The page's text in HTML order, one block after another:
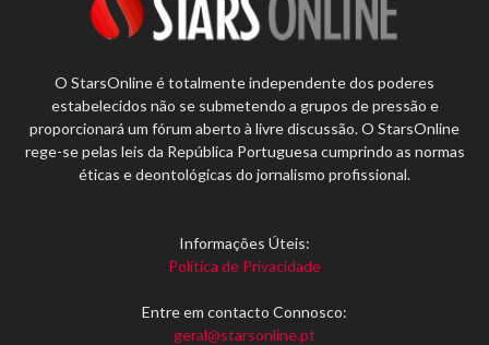
O StarsOnline é totalmente independente dos poderes
estabelecidos não se submetendo a grupos de pressão e
proporcionará um fórum aberto à livre discussão. O StarsOnline
rege-se pelas leis da República Portuguesa cumprindo as normas
éticas e deontológicas do jornalismo profissional.
Informações Úteis:
Política de Privacidade
Entre em contacto Connosco:
geral@starsonline.pt